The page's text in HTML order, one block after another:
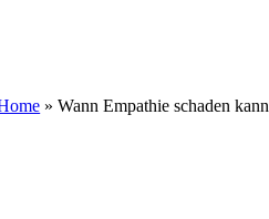
»Wann Empathie schaden kann